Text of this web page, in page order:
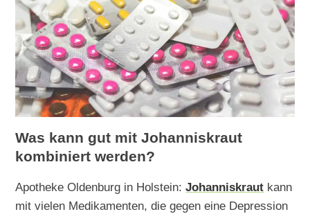
Was kann gut mit Johanniskraut
kombiniert werden?
Apotheke Oldenburg in Holstein:Johanniskraut kann
mit vielen Medikamenten, die gegen eine Depression